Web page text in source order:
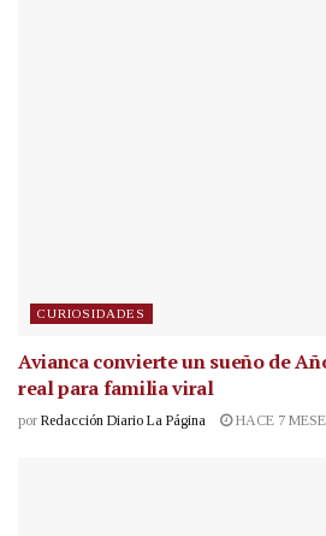
CURIOSIDADES
Avianca convierte un sueño de
real para familia viral
por Redacción Diario La Página HACE 7